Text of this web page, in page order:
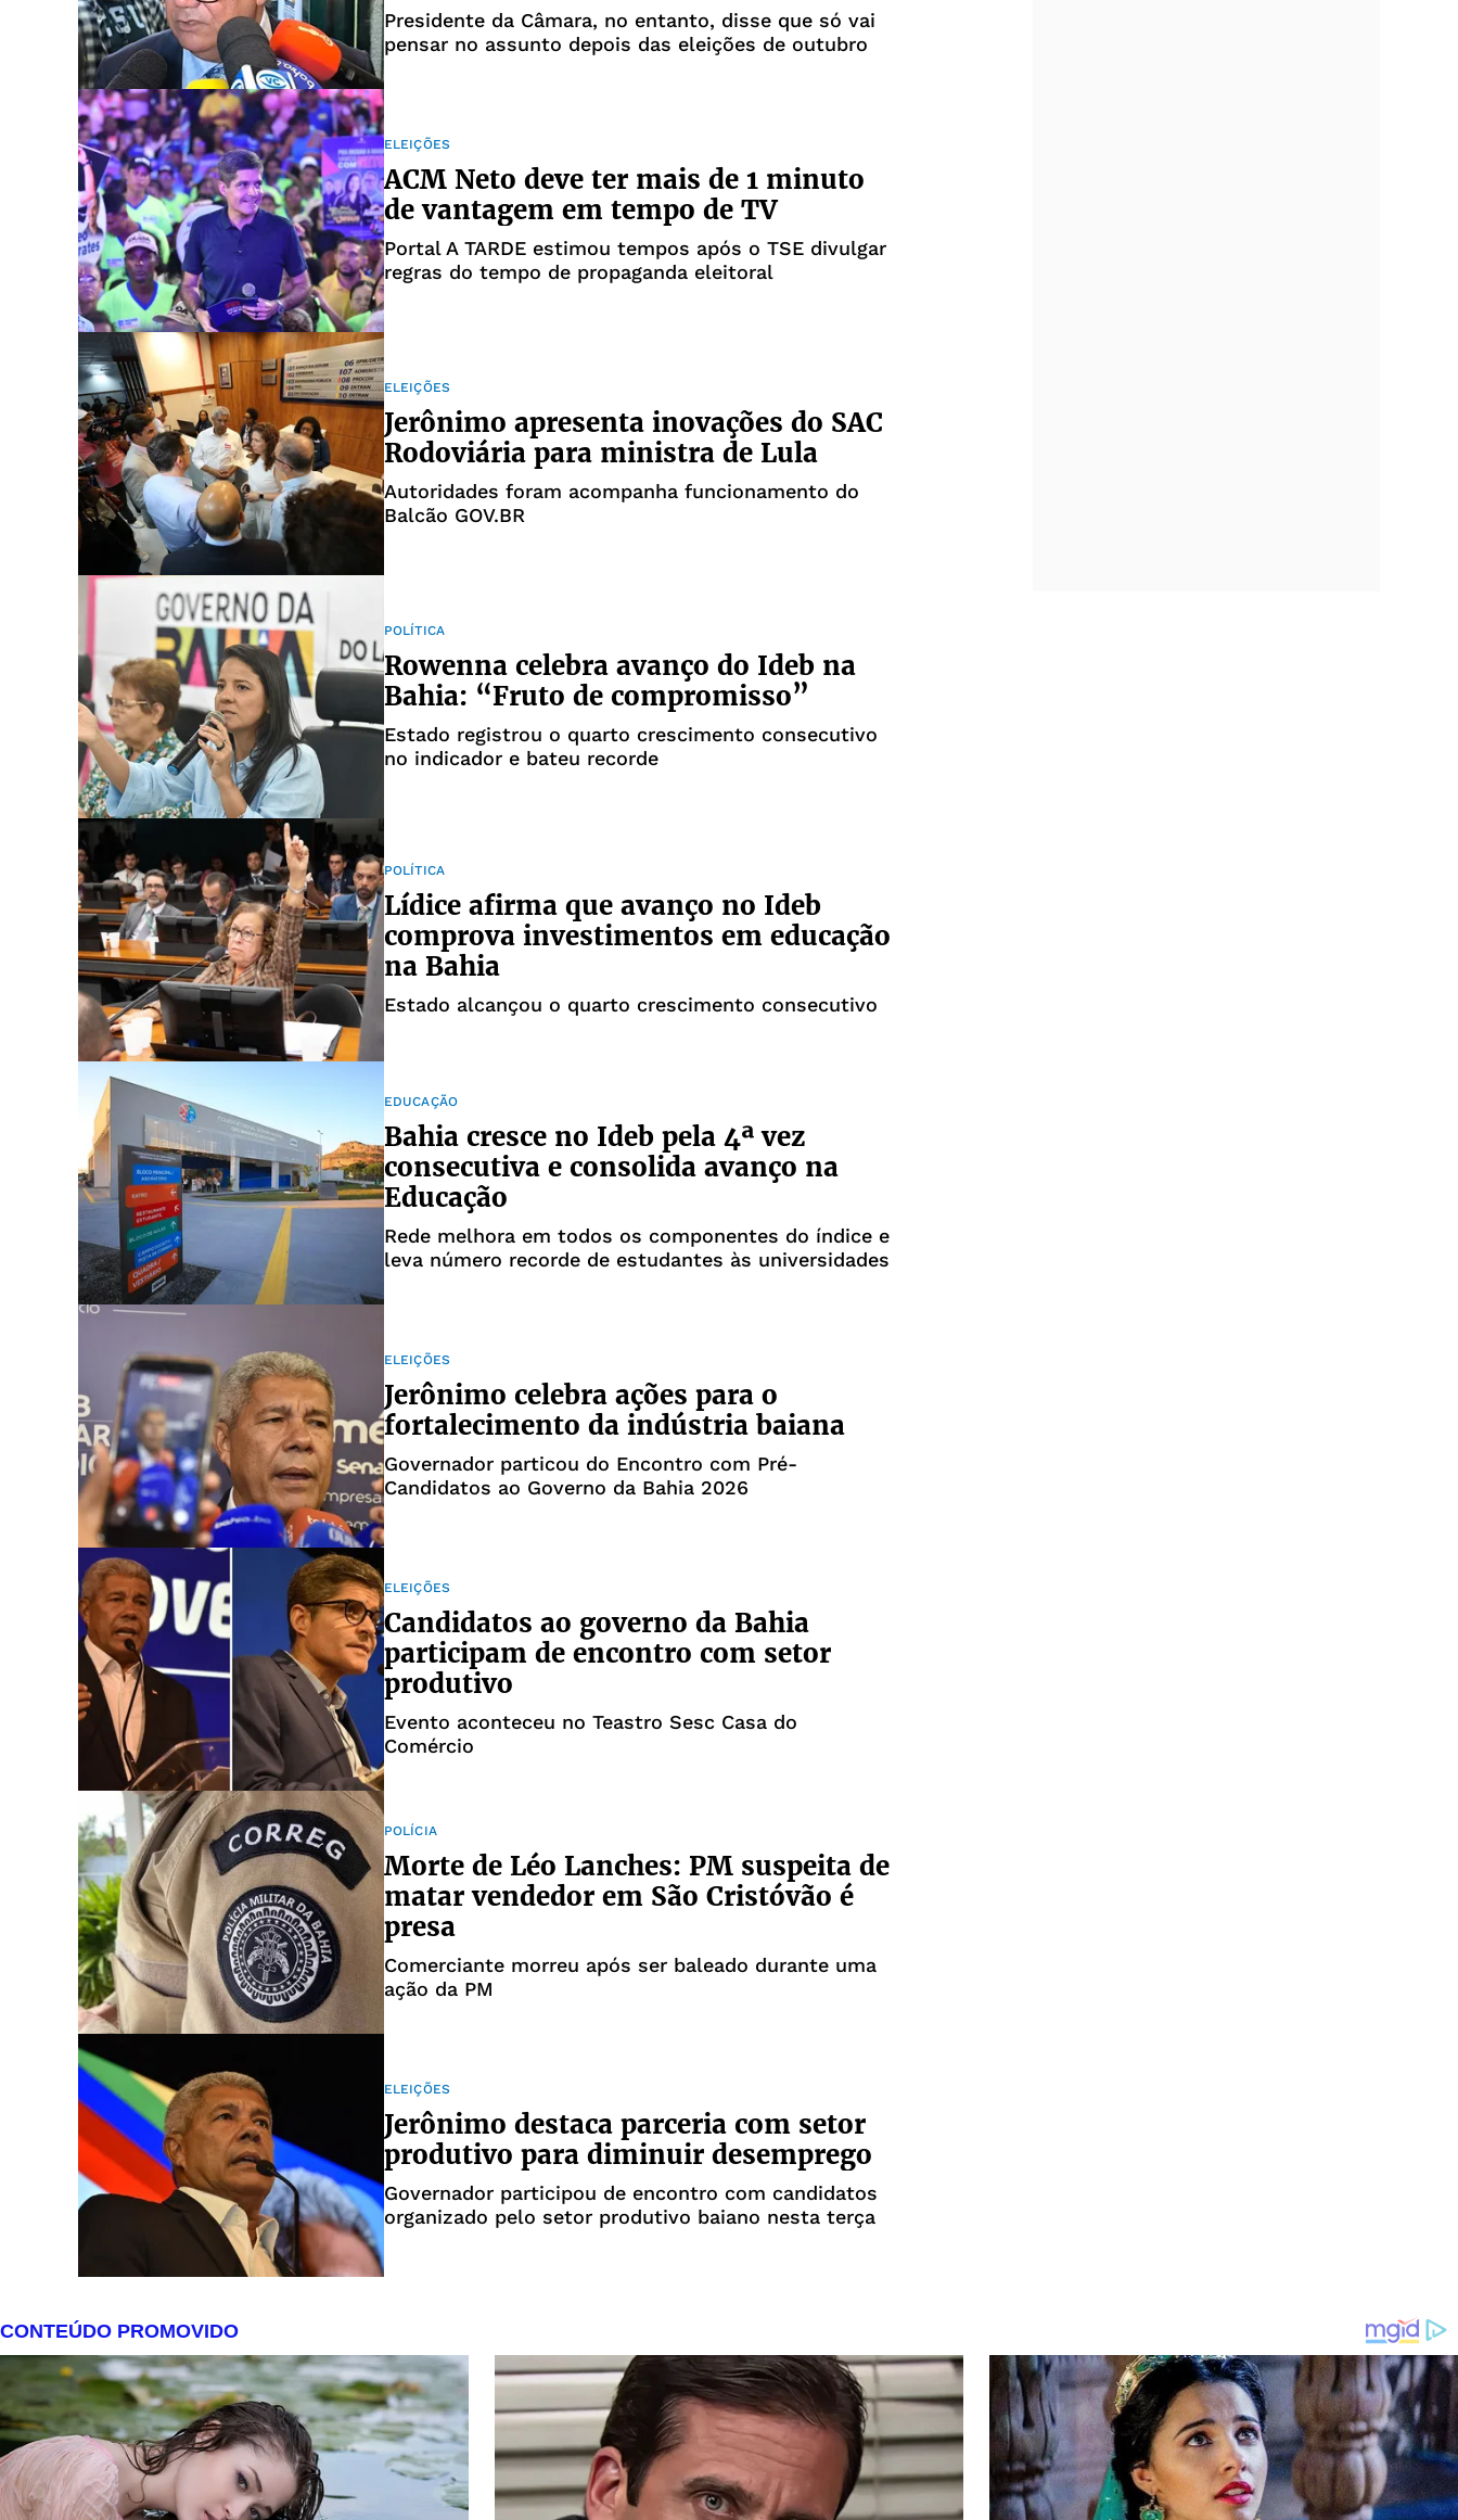
Presidente da Câmara, no entanto, disse que só vai
pensar no assunto depois das eleições de outubro
ELEIÇÕES
ACM Neto deve ter mais de 1 minuto
de vantagem em tempo de TV
Portal A TARDE estimou tempos após o TSE divulgar
regras do tempo de propaganda eleitoral
ELEIÇÕES
Jerônimo apresenta inovações do SAC
Rodoviária para ministra de Lula
Autoridades foram acompanha funcionamento do
Balcão GOV.BR
POLÍTICA
Rowenna celebra avanço do Ideb na
Bahia: “Fruto de compromisso”
Estado registrou o quarto crescimento consecutivo
no indicador e bateu recorde
POLÍTICA
Lídice afirma que avanço no Ideb
comprova investimentos em educação
na Bahia
Estado alcançou o quarto crescimento consecutivo
EDUCAÇÃO
Bahia cresce no Ideb pela 4ª vez
consecutiva e consolida avanço na
Educação
Rede melhora em todos os componentes do índice e
leva número recorde de estudantes às universidades
ELEIÇÕES
Jerônimo celebra ações para o
fortalecimento da indústria baiana
Governador particou do Encontro com Pré-
Candidatos ao Governo da Bahia 2026
ELEIÇÕES
Candidatos ao governo da Bahia
participam de encontro com setor
produtivo
Evento aconteceu no Teastro Sesc Casa do
Comércio
POLÍCIA
Morte de Léo Lanches: PM suspeita de
matar vendedor em São Cristóvão é
presa
Comerciante morreu após ser baleado durante uma
ação da PM
ELEIÇÕES
Jerônimo destaca parceria com setor
produtivo para diminuir desemprego
Governador participou de encontro com candidatos
organizado pelo setor produtivo baiano nesta terça